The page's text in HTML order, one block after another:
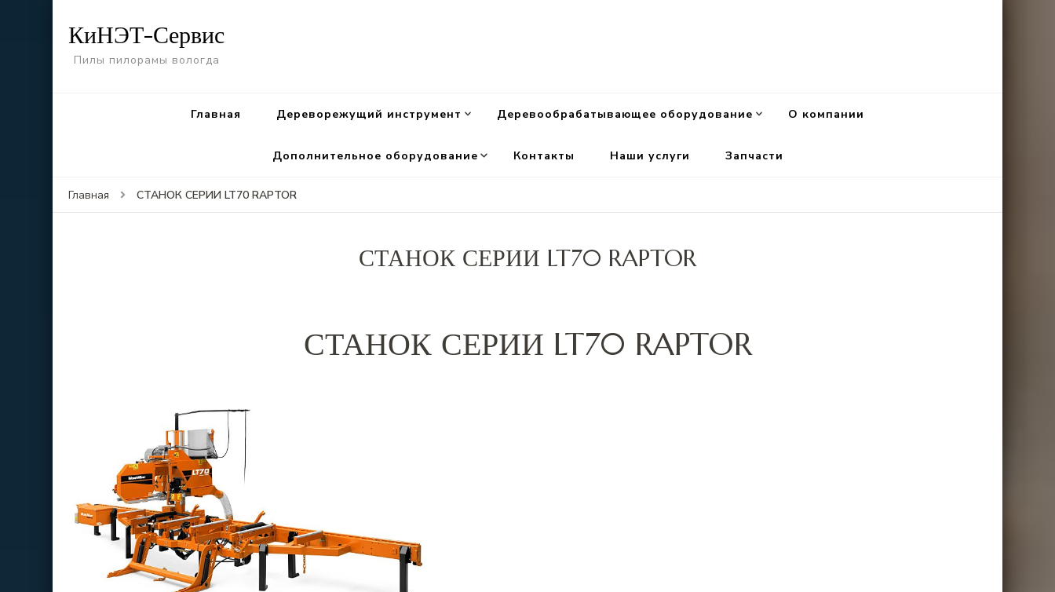
КиНЭТ-Сервис
Пилы пилорамы вологда
Главная Дереворежущий инструмент Деревообрабатывающее оборудование О компании
Дополнительное оборудование Контакты Наши услуги Запчасти
Главная СТАНОК СЕРИИ LT70 RAPTOR
СТАНОК СЕРИИ LT70 RAPTOR
СТАНОК СЕРИИ LT70 RAPTOR